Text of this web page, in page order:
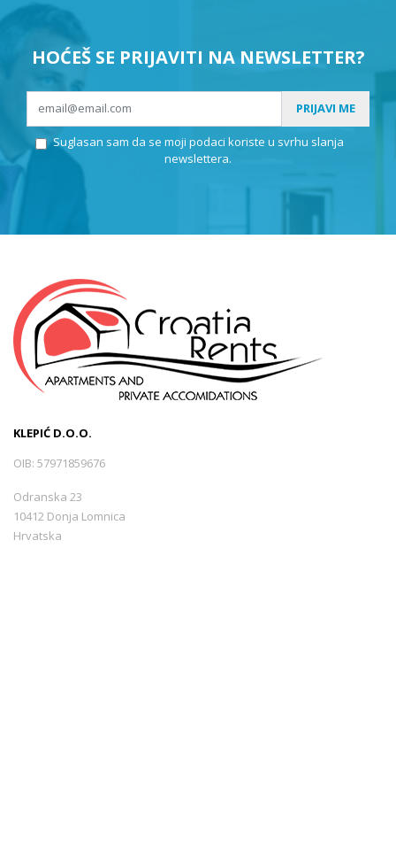
HOĆEŠ SE PRIJAVITI NA NEWSLETTER?
PRIJAVI ME
Suglasan sam da se moji podaci koriste u svrhu slanja
newslettera.
KLEPIĆ D.O.O.
OIB: 57971859676
Odranska 23
10412 Donja Lomnica
Hrvatska